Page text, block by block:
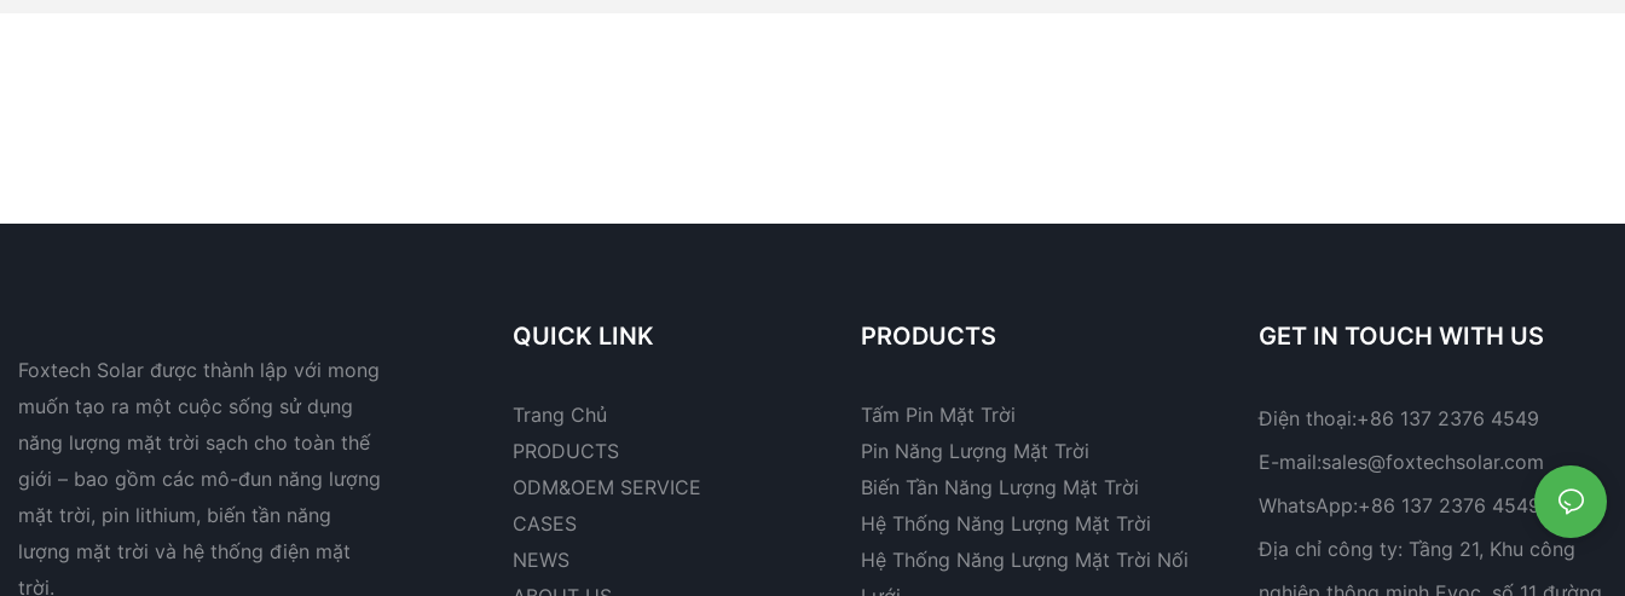
Foxtech Solar được thành lập với mong
muốn tạo ra một cuộc sống sử dụng
năng lượng mặt trời sạch cho toàn thế
giới – bao gồm các mô-đun năng lượng
mặt trời, pin lithium, biến tần năng
lượng mặt trời và hệ thống điện mặt
trời.
QUICK LINK
Trang Chủ
PRODUCTS
ODM&OEM SERVICE
CASES
NEWS
PRODUCTS
Tấm Pin Mặt Trời
Pin Năng Lượng Mặt Trời
Biến Tần Năng Lượng Mặt Trời
Hệ Thống Năng Lượng Mặt Trời
Hệ Thống Năng Lượng Mặt Trời Nối
GET IN TOUCH WITH US
Điện thoại:+86 137 2376 4549
E-mail:sales@foxtechsolar.com
WhatsApp:+86 137 2376 4549
Địa chỉ công ty: Tầng 21, Khu công